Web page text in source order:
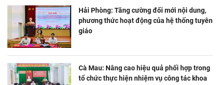
Hải Phòng: Tăng cường đổi mới nội dung,
phương thức hoạt động của hệ thống tuyên
giáo
Cà Mau: Nâng cao hiệu quả phối hợp trong
tổ chức thực hiện nhiệm vụ công tác khoa